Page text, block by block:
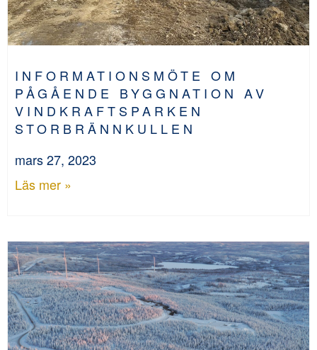
INFORMATIONSMÖTE OM
PÅGÅENDE BYGGNATION AV
VINDKRAFTSPARKEN
STORBRÄNNKULLEN
mars 27, 2023
Läs mer »